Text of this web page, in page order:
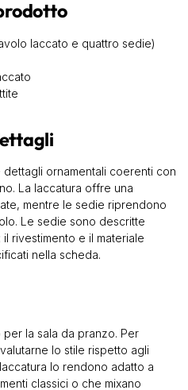
laccato e quattro sedie)
ornamentali coerenti con
La laccatura offre una
mentre le sedie riprendono
Le sedie sono descritte
rivestimento e il materiale
nella scheda.
la sala da pranzo. Per
lo stile rispetto agli
lo rendono adatto a
classici o che mixano